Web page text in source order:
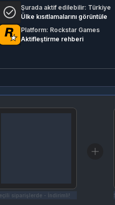
Şurada aktif edilebilir: Türkiye
Ülke kısıtlamalarını görüntüle
Platform: Rockstar Games
Aktifleştirme rehberi
siparişlerde - İndirimli!